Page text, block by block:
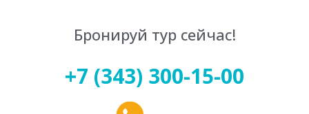
Бронируй тур сейчас!
+7 (343) 300-15-00